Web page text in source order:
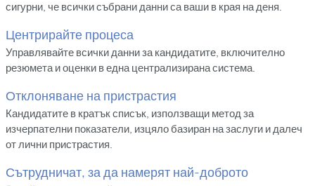
сигурни, че всички събрани данни са ваши в края на деня.
Центрирайте процеса
Управлявайте всички данни за кандидатите, включително
резюмета и оценки в една централизирана система.
Отклоняване на пристрастия
Кандидатите в кратък списък, използващи метод за
изчерпателни показатели, изцяло базиран на заслуги и далеч
от лични пристрастия.
Сътрудничат, за да намерят най-доброто